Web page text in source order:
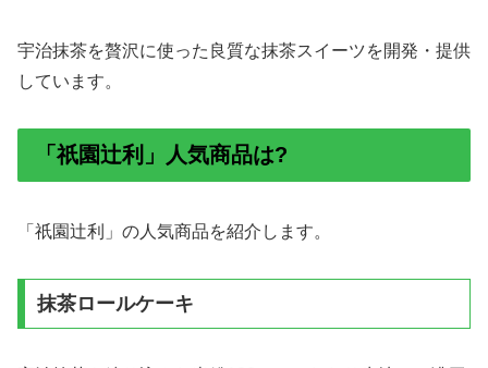
宇治抹茶を贅沢に使った良質な抹茶スイーツを開発・提供
しています。
「祇園辻利」人気商品は?
「祇園辻利」の人気商品を紹介します。
抹茶ロールケーキ